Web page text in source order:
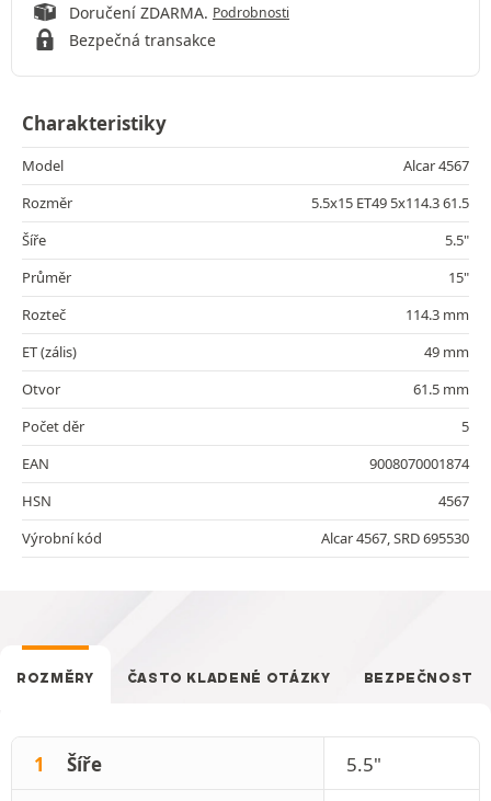
Doručení ZDARMA. Podrobnosti
Bezpečná transakce
Charakteristiky
Model
Alcar 4567
Rozměr
5.5x15 ET49 5x114.3 61.5
Šíře
5.5"
Průměr
15"
Rozteč
114.3 mm
ET (zális)
49 mm
Otvor
61.5 mm
Počet děr
5
EAN
9008070001874
HSN
4567
Výrobní kód
Alcar 4567, SRD 695530
ROZMĚRY ČASTO KLADENÉ OTÁZKY BEZPEČNOST
1 Šíře 5.5"